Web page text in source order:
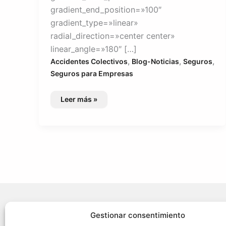
Gestionar consentimiento
gradient_end_position=»100″
gradient_type=»linear»
radial_direction=»center center»
linear_angle=»180″ […]
Accidentes Colectivos, Blog-Noticias, Seguros,
Seguros para Empresas
Seguro
Leer más »